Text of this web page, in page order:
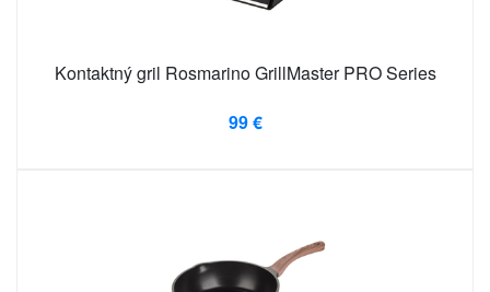
Kontaktný gril Rosmarino GrillMaster PRO Series
99 €